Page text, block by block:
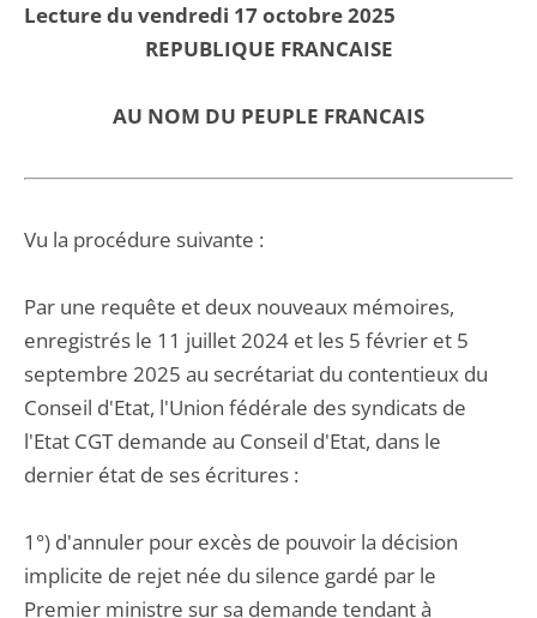
Lecture du vendredi 17 octobre 2025
REPUBLIQUE FRANCAISE
AU NOM DU PEUPLE FRANCAIS
Vu la procédure suivante :
Par une requête et deux nouveaux mémoires,
enregistrés le 11 juillet 2024 et les 5 février et 5
septembre 2025 au secrétariat du contentieux du
Conseil d'Etat, l'Union fédérale des syndicats de
l'Etat CGT demande au Conseil d'Etat, dans le
dernier état de ses écritures :
1°) d'annuler pour excès de pouvoir la décision
implicite de rejet née du silence gardé par le
Premier ministre sur sa demande tendant à